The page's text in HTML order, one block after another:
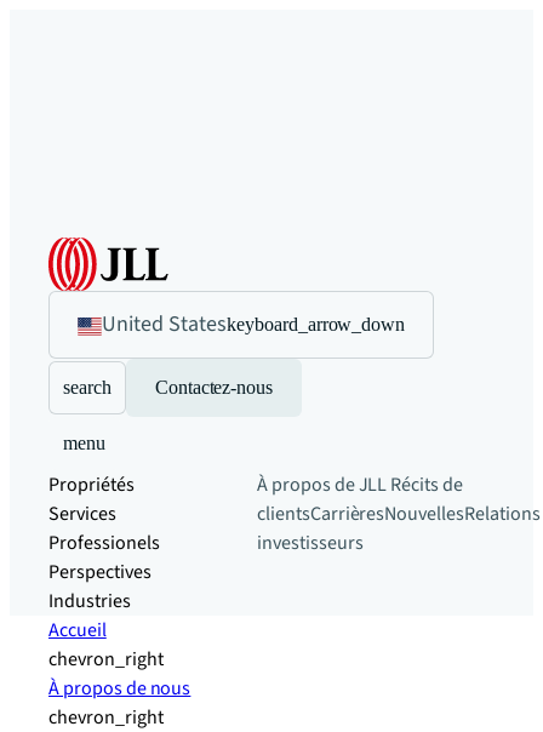
United Stateskeyboard_arrow_down
search Contactez-nous
menu
Propriétés
Services
Professionels
Perspectives
Industries
À propos de JLLRécits de
clientsCarrièresNouvellesRelations
investisseurs
Accueil
chevron_right
À propos de nous
chevron_right